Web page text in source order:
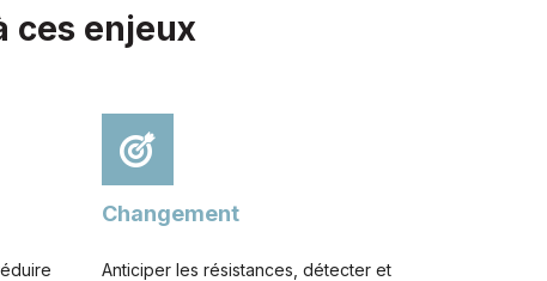
ces enjeux
Changement
Anticiper les résistances, détecter et